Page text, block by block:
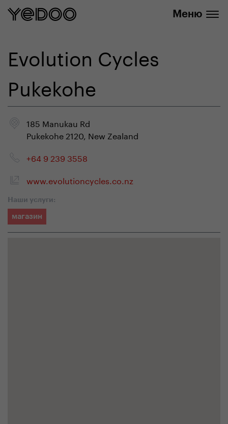
Меню
Evolution Cycles
Pukekohe
185 Manukau Rd
Pukekohe 2120, New Zealand
+64 9 239 3558
www.evolutioncycles.co.nz
Наши услуги:
магазин